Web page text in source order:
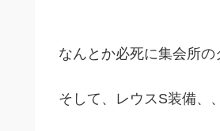
なんとか必死に集会所の
そして、レウスS装備、